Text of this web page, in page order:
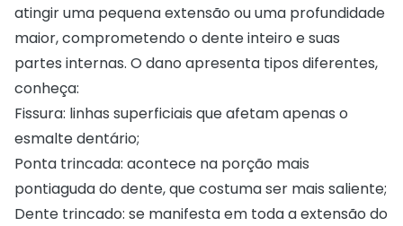
atingir uma pequena extensão ou uma profundidade
maior, comprometendo o dente inteiro e suas
partes internas. O dano apresenta tipos diferentes,
conheça:
Fissura: linhas superficiais que afetam apenas o
esmalte dentário;
Ponta trincada: acontece na porção mais
pontiaguda do dente, que costuma ser mais saliente;
Dente trincado: se manifesta em toda a extensão do